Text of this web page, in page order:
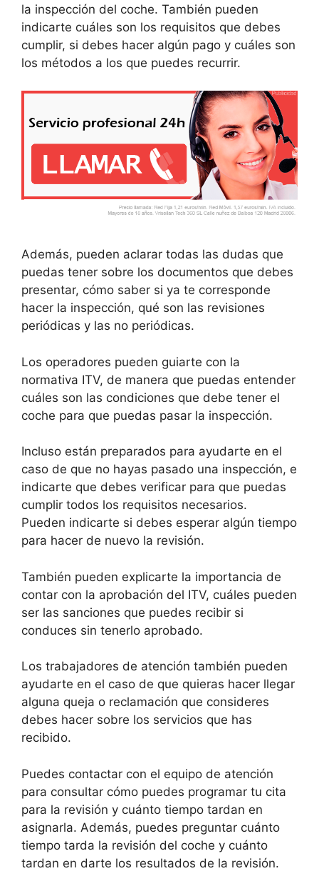
la inspección del coche. También pueden
indicarte cuáles son los requisitos que debes
cumplir, si debes hacer algún pago y cuáles son
los métodos a los que puedes recurrir.
Además, pueden aclarar todas las dudas que
puedas tener sobre los documentos que debes
presentar, cómo saber si ya te corresponde
hacer la inspección, qué son las revisiones
periódicas y las no periódicas.
Los operadores pueden guiarte con la
normativa ITV, de manera que puedas entender
cuáles son las condiciones que debe tener el
coche para que puedas pasar la inspección.
Incluso están preparados para ayudarte en el
caso de que no hayas pasado una inspección, e
indicarte que debes verificar para que puedas
cumplir todos los requisitos necesarios.
Pueden indicarte si debes esperar algún tiempo
para hacer de nuevo la revisión.
También pueden explicarte la importancia de
contar con la aprobación del ITV, cuáles pueden
ser las sanciones que puedes recibir si
conduces sin tenerlo aprobado.
Los trabajadores de atención también pueden
ayudarte en el caso de que quieras hacer llegar
alguna queja o reclamación que consideres
debes hacer sobre los servicios que has
recibido.
Puedes contactar con el equipo de atención
para consultar cómo puedes programar tu cita
para la revisión y cuánto tiempo tardan en
asignarla. Además, puedes preguntar cuánto
tiempo tarda la revisión del coche y cuánto
tardan en darte los resultados de la revisión.